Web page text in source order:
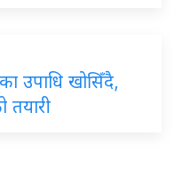
उपाधि खोसिँदै,
तयारी